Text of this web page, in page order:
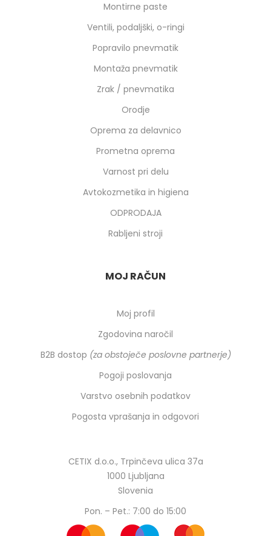
Montirne paste
Ventili, podaljški, o-ringi
Popravilo pnevmatik
Montaža pnevmatik
Zrak / pnevmatika
Orodje
Oprema za delavnico
Prometna oprema
Varnost pri delu
Avtokozmetika in higiena
ODPRODAJA
Rabljeni stroji
MOJ RAČUN
Moj profil
Zgodovina naročil
B2B dostop (za obstoječe poslovne partnerje)
Pogoji poslovanja
Varstvo osebnih podatkov
Pogosta vprašanja in odgovori
CETIX d.o.o., Trpinčeva ulica 37a
1000 Ljubljana
Slovenia
Pon. – Pet.: 7:00 do 15:00